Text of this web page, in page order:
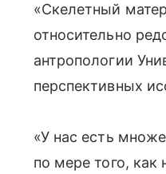
«Скелетный
относительно
антропологии
перспективных
«У нас есть
по мере того, как